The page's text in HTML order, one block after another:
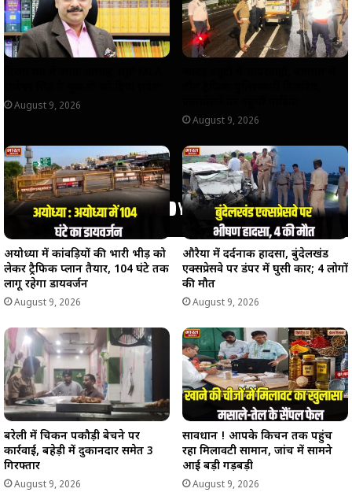
August 9, 2026
August 9, 2026
अयोध्या में कांवड़ियों की भारी भीड़ को
लेकर ट्रैफिक प्लान तैयार, 104 घंटे तक
लागू रहेगा डायवर्जन
August 9, 2026
औरैया में दर्दनाक हादसा, बुंदेलखंड
एक्सप्रेसवे पर डंपर में घुसी कार; 4 लोगों
की मौत
August 9, 2026
बरेली में चिकन पकौड़ी बेचने पर
कार्रवाई, बहेड़ी में दुकानदार समेत 3
गिरफ्तार
August 9, 2026
सावधान ! आपके किचन तक पहुंच
रहा मिलावटी सामान, जांच में सामने
आई बड़ी गड़बड़ी
August 9, 2026